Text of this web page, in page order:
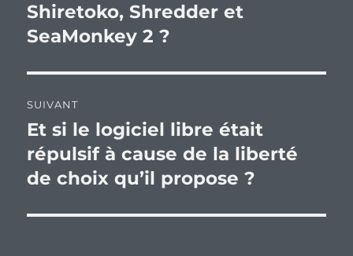
l’article
précédente :
Shiretoko, Shredder et
SeaMonkey 2 ?
SUIVANT
Publication
suivante :
Et si le logiciel libre était
répulsif à cause de la liberté
de choix qu’il propose ?